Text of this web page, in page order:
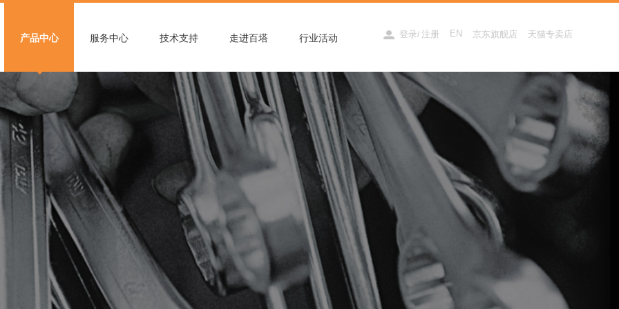
天猫专卖店
京东旗舰店
EN
登录/ 注册
产品中心 服务中心 技术支持 走进百塔 行业活动